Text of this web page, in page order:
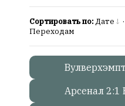
Онлайн
всего:
Сортировать по:Дате ·
Переходам
Арсенал 2:1